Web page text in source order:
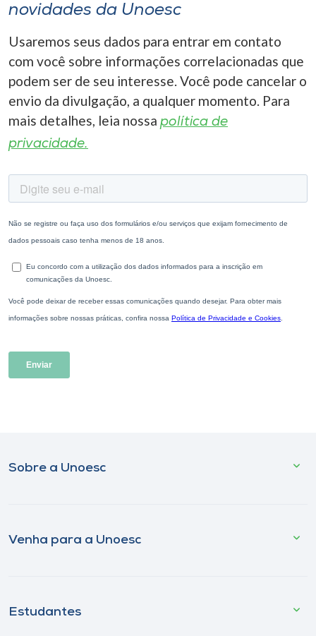
novidades da Unoesc
Usaremos seus dados para entrar em contato
com você sobre informações correlacionadas que
podem ser de seu interesse. Você pode cancelar o
envio da divulgação, a qualquer momento. Para
mais detalhes, leia nossa política de
privacidade.
Sobre a Unoesc
Venha para a Unoesc
Estudantes